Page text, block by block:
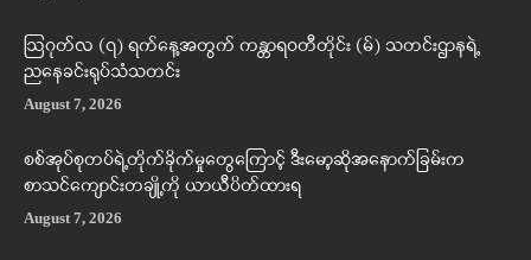
ဩဂုတ်လ (၇) ရက်နေ့အတွက် ကန္တာရဝတီတိုင်း (မ်) သတင်းဌာနရဲ့
ညနေခင်းရုပ်သံသတင်း
August 7, 2026
စစ်အုပ်စုတပ်ရဲ့တိုက်ခိုက်မှုတွေကြောင့် ဒီးမော့ဆိုအနောက်ခြမ်းက
စာသင်ကျောင်းတချို့ကို ယာယီပိတ်ထားရ
August 7, 2026